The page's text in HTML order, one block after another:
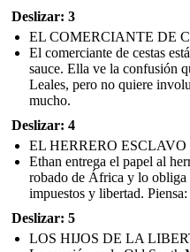
Deslizar: 3
EL COMERCIANTE DE
El comerciante de cestas
sauce. Ella ve la confusión
Leales, pero no quiere
mucho.
Deslizar: 4
EL HERRERO ESCLAVO
Ethan entrega el papel al
robado de África y lo obliga
impuestos y libertad.
Deslizar: 5
LOS HIJOS DE LA